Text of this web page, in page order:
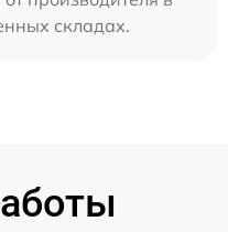
складах.